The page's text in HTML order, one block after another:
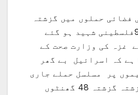
فضائی حملوں میں گزشتہ
48 گھنٹوں میں96فلسطینی شہید ہو گئے
غزہ کی وزارت صحت کے
کہ اسرائیل بے گھر
پر مسلسل حملے جاری
رکھے ہوئے ہے گزشتہ گزشتہ 48 گھنٹوں